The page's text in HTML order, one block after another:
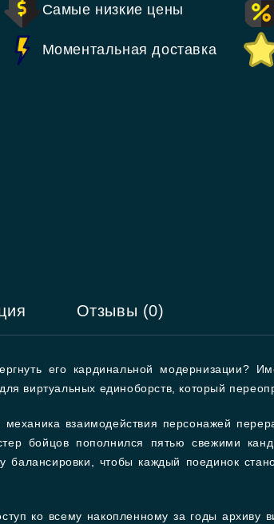
Самые низкие цены
Моментальная доставка
Отзывы (0)
его кардинальной модернизации?
виртуальных единоборств, который
взаимодействия персонажей
бойцов пополнился пятью свежими
чтобы каждый поединок
ко всему накопленному за годы архиву